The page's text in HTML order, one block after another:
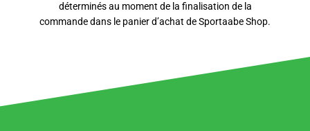
déterminés au moment de la finalisation de la
commande dans le panier d’achat de Sportaabe Shop.